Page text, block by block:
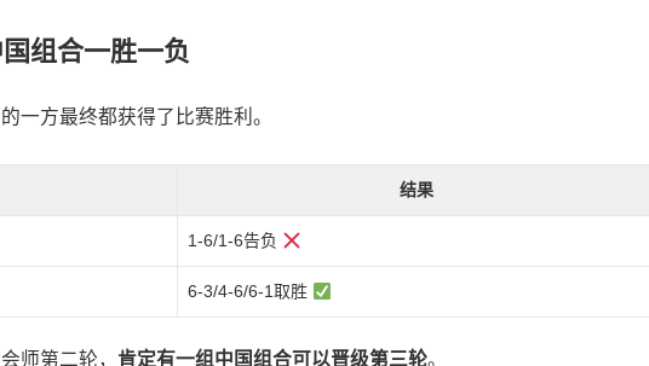
组合一胜一负
一方最终都获得了比赛胜利。
结果
1-6/1-6告负
6-3/4-6/6-1取胜
师第二轮， 肯定有一组中国组合可以晋级第三轮。